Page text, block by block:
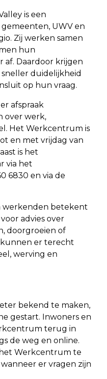
is een
UWV en
Zij werken samen
hun
af. Daardoor krijgen
duidelijkheid
op hun vraag.
afspraak
over werk,
Het Werkcentrum is
en met vrijdag van
is het
via het
6830 en via de
werkenden betekent
advies over
doorgroeien of
er terecht
werving en
bekend te maken,
gestart. Inwoners en
terug in
de weg en online.
Werkcentrum te
er vragen zijn